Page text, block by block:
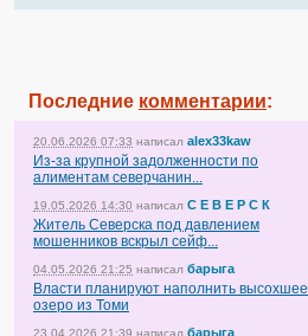
Последние комментарии:
20.06.2026 07:33 написал alex33kaw
Из-за крупной задолженности по
алиментам северчанин...
19.05.2026 14:30 написал С Е В Е Р С К
Житель Северска под давлением
мошенников вскрыл сейф...
04.05.2026 21:25 написал барыга
Власти планируют наполнить высохшее
озеро из Томи
23.04.2026 21:39 написал барыга